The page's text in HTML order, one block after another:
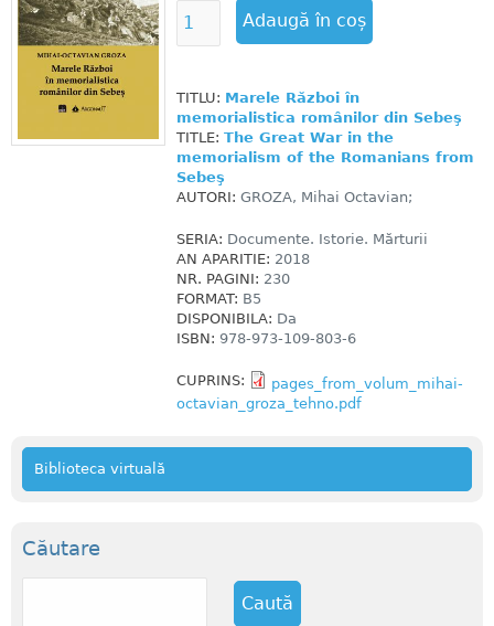
TITLU: Marele Război în
memorialistica românilor din Sebeş
TITLE: The Great War in the
memorialism of the Romanians from
Sebeş
AUTORI: GROZA, Mihai Octavian;
SERIA: Documente. Istorie. Mărturii
AN APARITIE: 2018
NR. PAGINI: 230
FORMAT: B5
DISPONIBILA: Da
ISBN: 978-973-109-803-6
CUPRINS:
pages_from_volum_mihai-
octavian_groza_tehno.pdf
Biblioteca virtuală
Căutare
C